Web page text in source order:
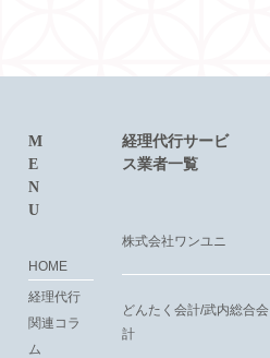
M
E
N
U
HOME
経理代行
関連コラ
ム
経理代行サービ
ス業者一覧
株式会社ワンユニ
どんたく会計/武内総合会
計